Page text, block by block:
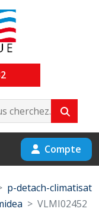
Compte
p-detach-climatisat
VLMI02452